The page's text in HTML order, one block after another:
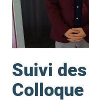
Suivi
Colloque